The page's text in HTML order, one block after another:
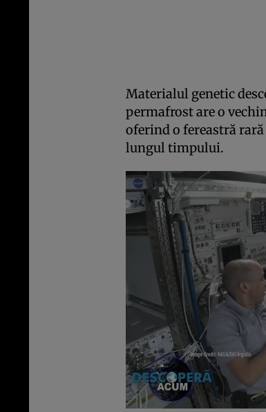
Materialul genetic
permafrost are o
oferind o fereastră
lungul timpului.